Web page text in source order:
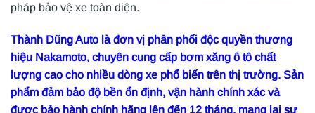
pháp bảo vệ xe toàn diện.
Thành Dũng Auto là đơn vị phân phối độc quyền thương
hiệu Nakamoto, chuyên cung cấp bơm xăng ô tô chất
lượng cao cho nhiều dòng xe phổ biến trên thị trường. Sản
phẩm đảm bảo độ bền ổn định, vận hành chính xác và
được bảo hành chính hãng lên đến 12 tháng, mang lại sự